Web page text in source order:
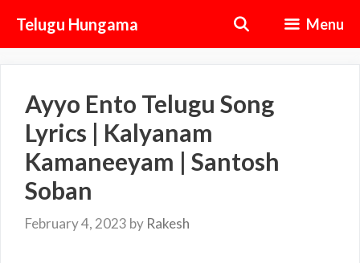
content
Telugu Hungama Menu
Ayyo Ento Telugu Song
Lyrics | Kalyanam
Kamaneeyam | Santosh
Soban
February 4, 2023 by Rakesh